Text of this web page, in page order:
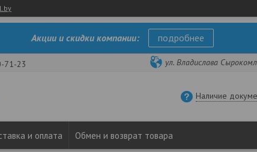
Акции и скидки компании: подробнее
71-23 ул. Владислава
Наличие
и оплата Обмен и возврат товара